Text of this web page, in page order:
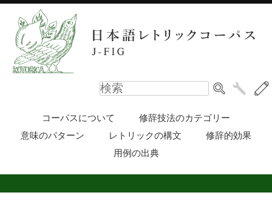
コーパスについて
修辞技法のカテゴリー
意味のパターン
レトリックの構文
修辞的効果
用例の出典